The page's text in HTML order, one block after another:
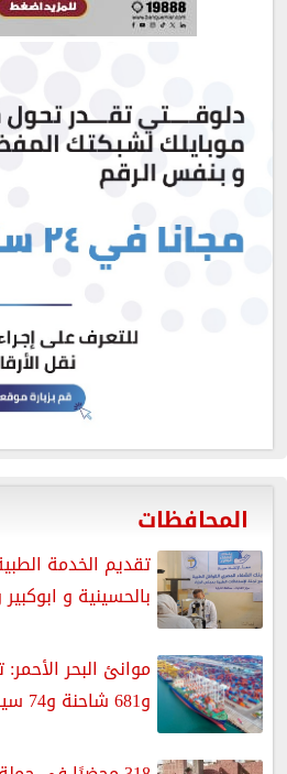
المحافظات
بالحسينية و
و681 شاحنة و74 سيارة